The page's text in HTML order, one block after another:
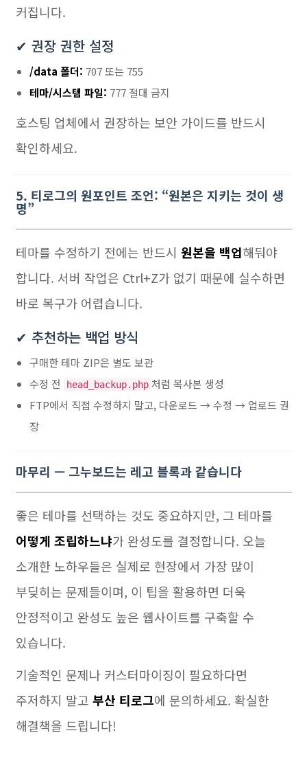
커집니다.
✔ 권장 권한 설정
/data 폴더: 707 또는 755
테마/시스템 파일: 777 절대 금지
호스팅 업체에서 권장하는 보안 가이드를 반드시
확인하세요.
5. 티로그의 원포인트 조언: “원본은 지키는 것이 생
명”
테마를 수정하기 전에는 반드시 원본을 백업해둬야
합니다. 서버 작업은 Ctrl+Z가 없기 때문에 실수하면
바로 복구가 어렵습니다.
✔ 추천하는 백업 방식
구매한 테마 ZIP은 별도 보관
수정 전
head_backup.php 처럼 복사본 생성
FTP에서 직접 수정하지 말고, 다운로드 → 수정 → 업로드 권
장
마무리 — 그누보드는 레고 블록과 같습니다
좋은 테마를 선택하는 것도 중요하지만, 그 테마를
어떻게 조립하느냐가 완성도를 결정합니다. 오늘
소개한 노하우들은 실제로 현장에서 가장 많이
부딪히는 문제들이며, 이 팁을 활용하면 더욱
안정적이고 완성도 높은 웹사이트를 구축할 수
있습니다.
기술적인 문제나 커스터마이징이 필요하다면
주저하지 말고 부산 티로그에 문의하세요. 확실한
해결책을 드립니다!